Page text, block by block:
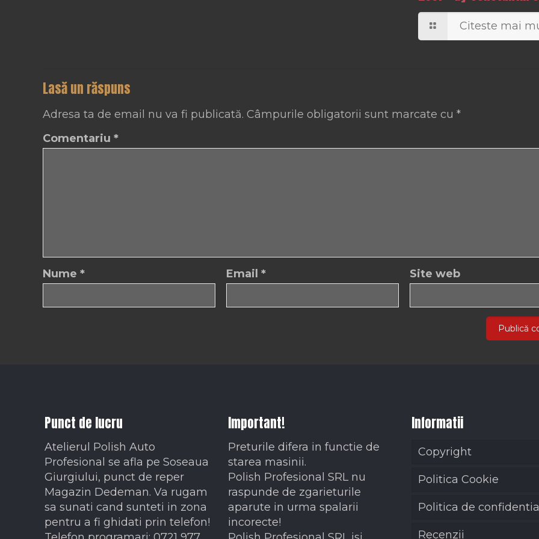
Citeste mai
Lasă un răspuns
Adresa ta de email nu va fi publicată. Câmpurile obligatorii sunt marcate cu*
Comentariu*
Nume* Email* Site web
Punct de lucru
Atelierul Polish Auto
Profesional se afla pe Soseaua
Giurgiului, punct de reper
Magazin Dedeman. Va rugam
sa sunati cand sunteti in zona
pentru a fi ghidati prin telefon!
Important!
Preturile difera in functie de
starea masinii.
Polish Profesional SRL nu
raspunde de zgarieturile
aparute in urma spalarii
incorecte!
Informatii
Copyright
Politica Cookie
Politica de
Recenzii